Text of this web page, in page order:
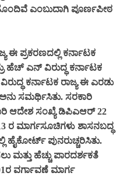
ಎಂಬುದಾಗಿ ಪೂರ್ಣಪೀಠ
ಈ ಪ್ರಕರಣದಲ್ಲಿ ಕರ್ನಾಟಕ
ಹೆಚ್ ಎನ್ ವಿರುದ್ಧ ಕರ್ನಾಟಕ
ಕರ್ನಾಟಕ ರಾಜ್ಯ ಈ ಎರಡು
ಅನು ಸಮರ್ಥಿಸಿತು. ಸರಕಾರಿ
ಆದೇಶ ಸಂಖ್ಯೆ ಡಿಪಿಎಆರ್ 22
ರ ಮಾರ್ಗಸೂಚಿಗಳು ಶಾಸನಬದ್ಧ
ಹೈಕೋರ್ಟ್ ಪುನರುಚ್ಚರಿಸಿತು.
ಮತ್ತು ಹೆಚ್ಚು ಪಾರದರ್ಶಕತೆ
ವರ್ಗಾವಣೆ ಮಾರ್ಗ